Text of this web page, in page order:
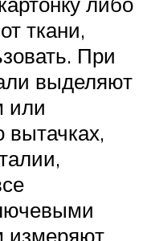
ткани,
При
выделяют
или
вытачках,
измеряют